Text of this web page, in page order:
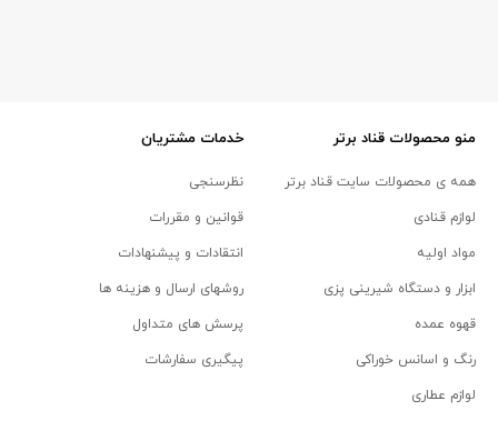
منو محصولات قناد برتر
همه ی محصولات سایت قناد برتر
لوازم قنادی
مواد اولیه
ابزار و دستگاه شیرینی پزی
قهوه عمده
رنگ و اسانس خوراکی
لوازم عطاری
خدمات مشتریان
نظرسنجی
قوانین و مقررات
انتقادات و پیشنهادات
روشهای ارسال و هزینه ها
پرسش های متداول
پیگیری سفارشات